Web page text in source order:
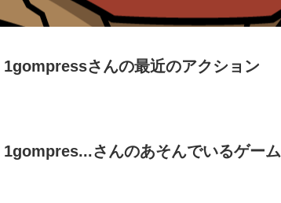
1gompressさんの最近のアクション
1gompres...さんのあそんでいるゲーム